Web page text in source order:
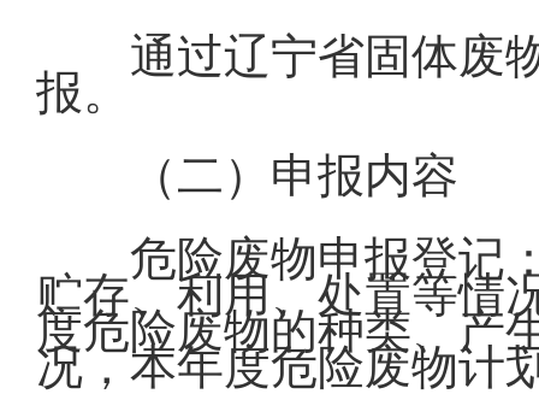
通过辽宁省固体废
报。
（二）申报内容
危险废物申报登记
贮存、利用、处置等情
度危险废物的种类、产
况，本年度危险废物计